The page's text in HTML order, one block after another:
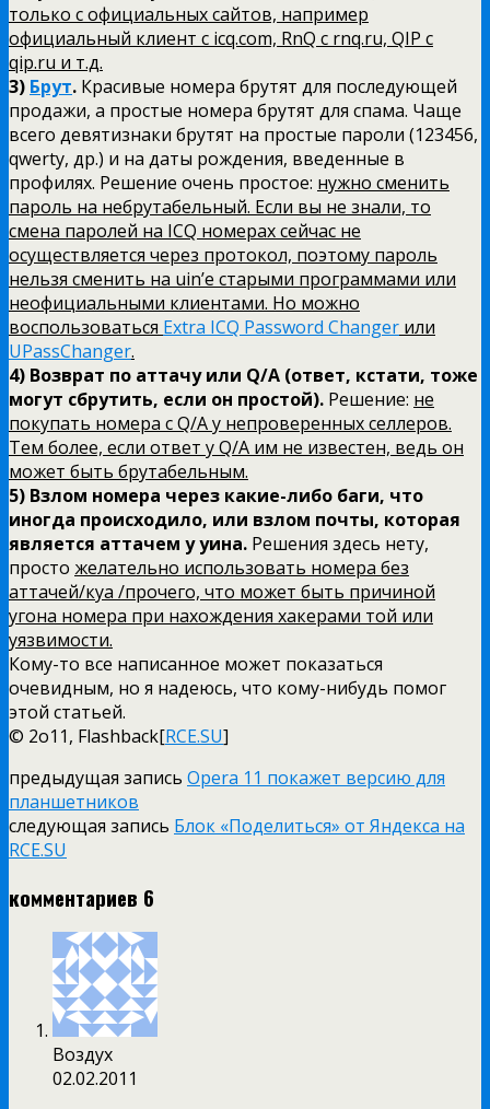
только с официальных сайтов, например
официальный клиент с icq.com, RnQ с rnq.ru, QIP c
qip.ru и т.д.
3) Брут. Красивые номера брутят для последующей
продажи, а простые номера брутят для спама. Чаще
всего девятизнаки брутят на простые пароли (123456,
qwerty, др.) и на даты рождения, введенные в
профилях. Решение очень простое: нужно сменить
пароль на небрутабельный. Если вы не знали, то
смена паролей на ICQ номерах сейчас не
осуществляется через протокол, поэтому пароль
нельзя сменить на uin’е старыми программами или
неофициальными клиентами. Но можно
воспользоваться Extra ICQ Password Changer или
UPassChanger.
4) Возврат по аттачу или Q/A (ответ, кстати, тоже
могут сбрутить, если он простой). Решение: не
покупать номера c Q/A у непроверенных селлеров.
Тем более, если ответ у Q/A им не известен, ведь он
может быть брутабельным.
5) Взлом номера через какие-либо баги, что
иногда происходило, или взлом почты, которая
является аттачем у уина. Решения здесь нету,
просто желательно использовать номера без
аттачей/куа /прочего, что может быть причиной
угона номера при нахождения хакерами той или
уязвимости.
Кому-то все написанное может показаться
очевидным, но я надеюсь, что кому-нибудь помог
этой статьей.
© 2o11, Flashback[RCE.SU]
предыдущая запись Opera 11 покажет версию для
планшетников
следующая запись Блок «Поделиться» от Яндекса на
RCE.SU
комментариев 6
Воздух
02.02.2011